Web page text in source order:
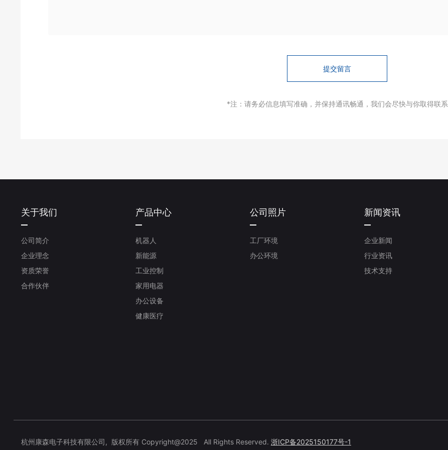
提交留言
*注：请务必信息填写准确，并保持通讯畅通，我们会尽快与你取得联系
关于我们
公司简介
企业理念
资质荣誉
合作伙伴
产品中心
机器人
新能源
工业控制
家用电器
办公设备
健康医疗
公司照片
工厂环境
办公环境
新闻资讯
企业新闻
行业资讯
技术支持
杭州康森电子科技有限公司, 版权所有 Copyright@2025 All Rights Reserved. 浙ICP备2025150177号-1